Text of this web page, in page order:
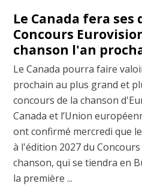
Le Canada fera ses
Concours
chanson l'an
Le Canada pourra faire
prochain au plus grand et
concours de la chanson
Canada et l’Union
ont confirmé mercredi que
à l'édition 2027 du
chanson, qui se tiendra en
la première ...